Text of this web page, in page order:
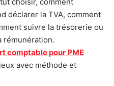
déclarer la TVA, comment
suivre la trésorerie ou
rémunération.
comptable pour PME
avec méthode et